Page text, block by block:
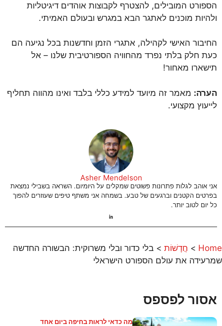
הספורט המובילים, להצטרף לקבוצות אוהדים דיגיטליות
ולהיות מוכנים לאתגר הבא במגרש ובעולם האמיתי.
החיבור האישי לקהילה, אתגרי הזמן וחדשנות בכל נגיעה הם
כעת חלק בלתי נפרד מהחוויה הספורטיבית שלנו – אל
תישארו מאחור!
הערה: מאמר זה מיועד למידע כללי בלבד ואינו מהווה תחליף
לייעוץ מקצועי.
Asher Mendelson
אני אוהב לגלות פתרונות פשוטים שמקלים על היומיום. השראה בשבילי נמצאת
בפרטים הקטנים וברגעים של טבע. בשמחה אני משתף טיפים שעוזרים להפוך
כל יום לטוב יותר.
Home
> חֲדָשׁוֹת > בלי כדור ובלי משרוקית: הבשורה החדשה
שמרעידה את עולם הספורט הישראלי
אסור לפספס
מה כדאי לראות בחיפה ביום אחד